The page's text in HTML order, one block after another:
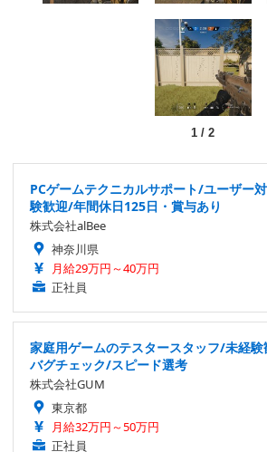
1/ 2
PCゲームテクニカルサポート/ユーザー
験歓迎/年間休日125日・賞与あり
株式会社alBee
神奈川県
月給29万円～40万円
正社員
家庭用ゲームのテスタースタッフ/未経
バグチェック/スピード選考
株式会社GUM
東京都
月給32万円～50万円
正社員